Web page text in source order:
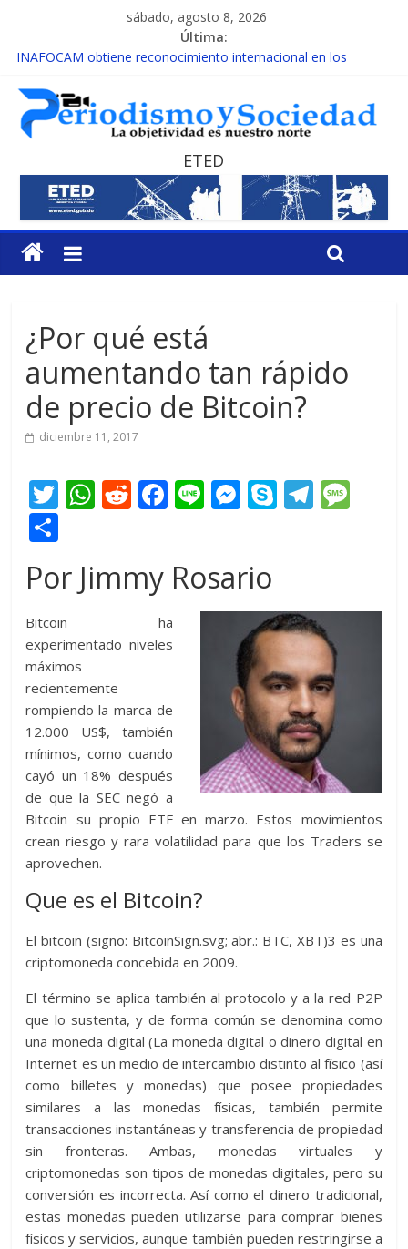
sábado, agosto 8, 2026
Última:
INAFOCAM obtiene reconocimiento internacional en los
15 de febrero de cada año es Día Nacional de la lucha contra el
cáncer infantil
EL ENFOQUE UNILATERAL DE LA COALICIÓN
MESCyT y Universidad Albizu apoyarán rehabilitación de
reclusos
MESCyT presenta calendario de Consulta Nacional por la
Educación
ETED
¿Por qué está
aumentando tan rápido
de precio de Bitcoin?
diciembre 11, 2017
T
er
W
s
p
R
di
F
b
o
o
Li M
e
n
g
er
S
e
T
a
m
g
m
p
ar
ti
r
Por Jimmy Rosario
Bitcoin ha
experimentado niveles
máximos
recientemente
rompiendo la marca de
12.000 US$, también
mínimos, como cuando
cayó un 18% después
de que la SEC negó a
Bitcoin su propio ETF en marzo. Estos movimientos
crean riesgo y rara volatilidad para que los Traders se
aprovechen.
Que es el Bitcoin?
El bitcoin (signo: BitcoinSign.svg; abr.: BTC, XBT)3 es una
criptomoneda concebida en 2009.
El término se aplica también al protocolo y a la red P2P
que lo sustenta, y de forma común se denomina como
una moneda digital (La moneda digital o dinero digital en
Internet es un medio de intercambio distinto al físico (así
como billetes y monedas) que posee propiedades
similares a las monedas físicas, también permite
transacciones instantáneas y transferencia de propiedad
sin fronteras. Ambas, monedas virtuales y
criptomonedas son tipos de monedas digitales, pero su
conversión es incorrecta. Así como el dinero tradicional,
estas monedas pueden utilizarse para comprar bienes
físicos y servicios, aunque también pueden restringirse a